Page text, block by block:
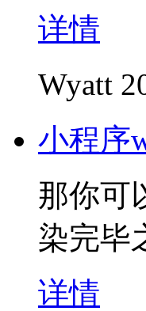
详情
Wyatt
小程序
那你可
染完毕
详情